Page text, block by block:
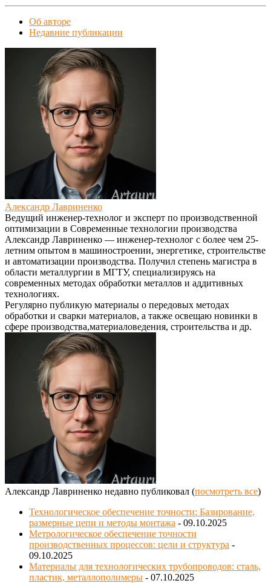
Об авторе
Недавние публикации
Александр Лавриненко
Ведущий инженер-технолог и эксперт по производственной
оптимизации в Современные технологии производства
Александр Лавриненко — инженер-технолог с более чем 25-
летним опытом в машиностроении, энергетике, строительстве
и автоматизации производства. Получил степень магистра в
области металлургии в МГТУ, специализируясь на
современных методах обработки металлов и аддитивных
технологиях.
Регулярно публикую материалы о передовых методах
обработки и сварки материалов, а также освещаю новинки в
сфере производства,материаловедения, строительства и др.
Александр Лавриненко недавно публиковал (посмотреть все)
Технологическое обеспечение точности: Базирование,
размерные цепи и методы монтажа - 09.10.2025
Метрологическое обеспечение точности
производственных процессов: цели и структура -
09.10.2025
Материалы для технологических трубопроводов: сталь,
пластик, металлополимеры - 07.10.2025